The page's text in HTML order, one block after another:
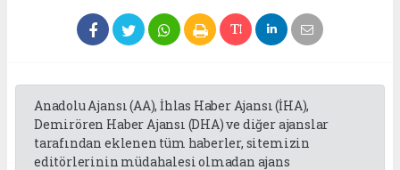
Anadolu Ajansı (AA), İhlas Haber Ajansı (İHA),
Demirören Haber Ajansı (DHA) ve diğer ajanslar
tarafından eklenen tüm haberler, sitemizin
editörlerinin müdahalesi olmadan ajans